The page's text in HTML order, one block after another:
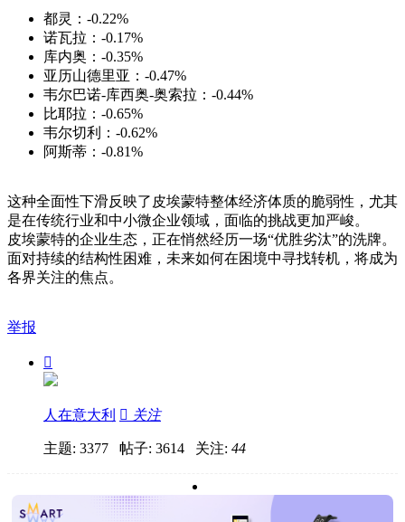
都灵：-0.22%
诺瓦拉：-0.17%
库内奥：-0.35%
亚历山德里亚：-0.47%
韦尔巴诺-库西奥-奥索拉：-0.44%
比耶拉：-0.65%
韦尔切利：-0.62%
阿斯蒂：-0.81%
这种全面性下滑反映了皮埃蒙特整体经济体质的脆弱性，尤其
是在传统行业和中小微企业领域，面临的挑战更加严峻。
皮埃蒙特的企业生态，正在悄然经历一场“优胜劣汰”的洗牌。
面对持续的结构性困难，未来如何在困境中寻找转机，将成为
各界关注的焦点。
举报

人在意大利  关注
主题: 3377 帖子: 3614 关注: 44